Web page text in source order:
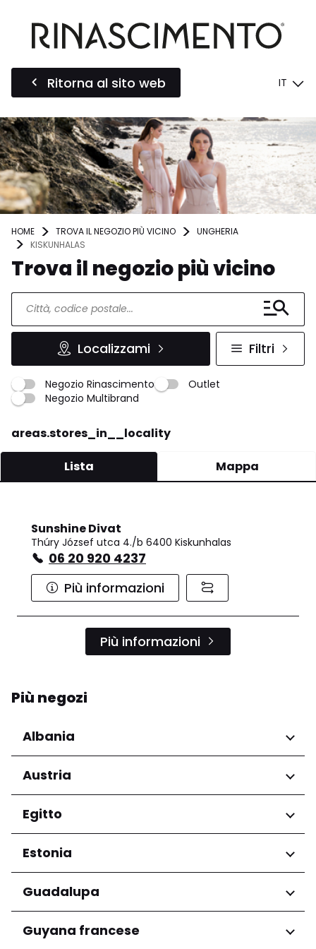
Ritorna al sito web IT
HOME TROVA IL NEGOZIO PIÙ VICINO
UNGHERIA
KISKUNHALAS
Trova il negozio più vicino
Localizzami Filtri
Negozio Rinascimento
Outlet
Negozio Multibrand
areas.stores_in__locality
Lista Mappa
Sunshine Divat
Thúry József utca 4./b 6400 Kiskunhalas
06 20 920 4237
Più informazioni
Più informazioni
Più negozi
Albania
Regioni
Qarku i Tiranës
Austria
Regioni
Niederösterreich
Salzburg
Wien
Egitto
Regioni
Governatorato del Cairo
Estonia
Regioni
Harju maakond
Tartu maakond
Guadalupa
Regioni
Guyana francese